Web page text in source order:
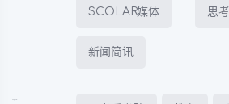
SCOLAR媒体 思
新闻简讯